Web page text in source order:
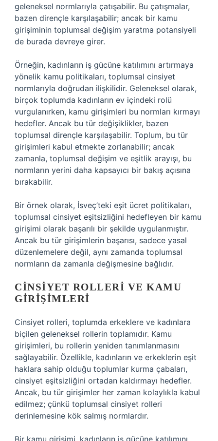
geleneksel normlarıyla çatışabilir. Bu çatışmalar,
bazen dirençle karşılaşabilir; ancak bir kamu
girişiminin toplumsal değişim yaratma potansiyeli
de burada devreye girer.
Örneğin, kadınların iş gücüne katılımını artırmaya
yönelik kamu politikaları, toplumsal cinsiyet
normlarıyla doğrudan ilişkilidir. Geleneksel olarak,
birçok toplumda kadınların ev içindeki rolü
vurgulanırken, kamu girişimleri bu normları kırmayı
hedefler. Ancak bu tür değişiklikler, bazen
toplumsal dirençle karşılaşabilir. Toplum, bu tür
girişimleri kabul etmekte zorlanabilir; ancak
zamanla, toplumsal değişim ve eşitlik arayışı, bu
normların yerini daha kapsayıcı bir bakış açısına
bırakabilir.
Bir örnek olarak, İsveç’teki eşit ücret politikaları,
toplumsal cinsiyet eşitsizliğini hedefleyen bir kamu
girişimi olarak başarılı bir şekilde uygulanmıştır.
Ancak bu tür girişimlerin başarısı, sadece yasal
düzenlemelere değil, aynı zamanda toplumsal
normların da zamanla değişmesine bağlıdır.
CINSIYET ROLLERI VE KAMU
GIRIŞIMLERI
Cinsiyet rolleri, toplumda erkeklere ve kadınlara
biçilen geleneksel rollerin toplamıdır. Kamu
girişimleri, bu rollerin yeniden tanımlanmasını
sağlayabilir. Özellikle, kadınların ve erkeklerin eşit
haklara sahip olduğu toplumlar kurma çabaları,
cinsiyet eşitsizliğini ortadan kaldırmayı hedefler.
Ancak, bu tür girişimler her zaman kolaylıkla kabul
edilmez; çünkü toplumsal cinsiyet rolleri
derinlemesine kök salmış normlardır.
Bir kamu girişimi, kadınların iş gücüne katılımını